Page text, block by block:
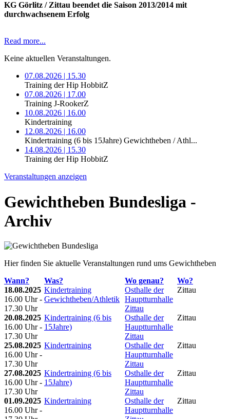
KG Görlitz / Zittau beendet die Saison 2013/2014 mit
durchwachsenem Erfolg
Read more...
Keine aktuellen Veranstaltungen.
07.08.2026 | 15.30
Training der Hip HobbitZ
07.08.2026 | 17.00
Training J-RookerZ
10.08.2026 | 16.00
Kindertraining
12.08.2026 | 16.00
Kindertraining (6 bis 15Jahre) Gewichtheben / Athl...
14.08.2026 | 15.30
Training der Hip HobbitZ
Veranstaltungen anzeigen
Gewichtheben Bundesliga -
Archiv
Hier finden Sie aktuelle Veranstaltungen rund ums Gewichtheben
Wann?
Was? Wo genau?
Wo?
18.08.2025
16.00 Uhr -
17.30 Uhr
Kindertraining
Gewichtheben/Athletik
Osthalle der
Hauptturnhalle
Zittau
Zittau
20.08.2025
16.00 Uhr -
17.30 Uhr
Kindertraining (6 bis
15Jahre)
Osthalle der
Hauptturnhalle
Zittau
Zittau
25.08.2025
16.00 Uhr -
17.30 Uhr
Kindertraining
Osthalle der
Hauptturnhalle
Zittau
Zittau
27.08.2025
16.00 Uhr -
17.30 Uhr
Kindertraining (6 bis
15Jahre)
Osthalle der
Hauptturnhalle
Zittau
Zittau
01.09.2025
16.00 Uhr -
Kindertraining
Osthalle der
Hauptturnhalle
Zittau